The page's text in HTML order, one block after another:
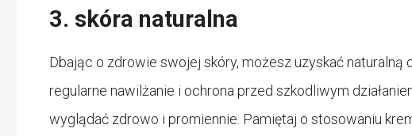
3. skóra naturalna
Dbając o zdrowie swojej skóry, możesz uzyskać naturalną
regularne nawilżanie i ochrona przed szkodliwym
wyglądać zdrowo i promiennie. Pamiętaj o stosowaniu